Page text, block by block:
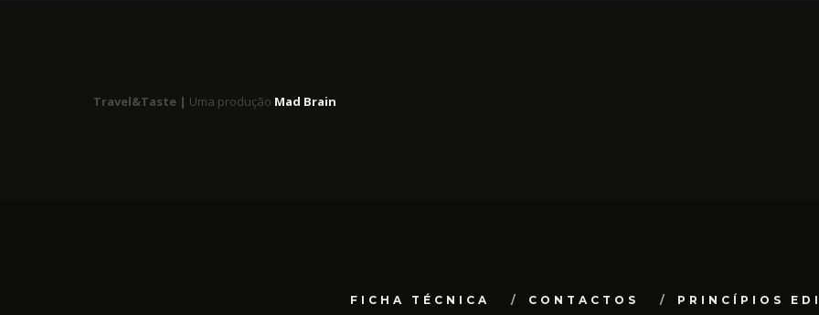
Travel&Taste | Uma produção Mad Brain
FICHA TÉCNICA CONTACTOS PRINCÍPIOS